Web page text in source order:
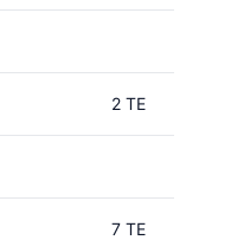
2 TE
7 TE